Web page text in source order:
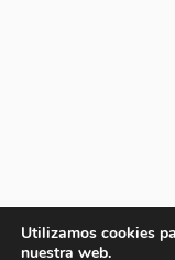
Utilizamos cookies
nuestra web.